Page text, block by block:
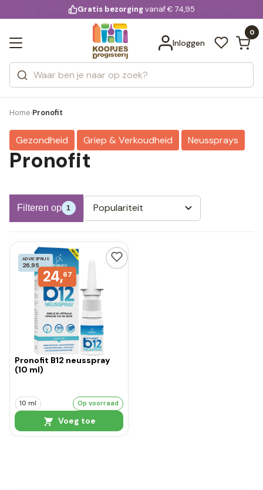
voor 20:00 uur besteld
Gratis bezorgingvanaf € 74,95
Inloggen
0
Zoeken
Categorieën
Merken
Bekijk alle resultaten
Home›Pronofit
Gezondheid Griep & Verkoudheid Neussprays
Pronofit
Filteren op 1 Populariteit
ADVIESPRIJS
26,95
24,67
Pronofit B12 neusspray
(10 ml)
10 ml Op voorraad
Voeg toe